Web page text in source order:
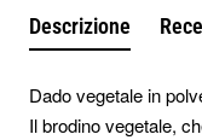
Descrizione
Dado vegetale in
Il brodino vegetale,